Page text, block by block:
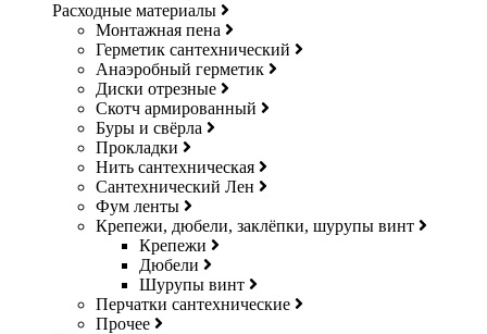
Расходные материалы
Монтажная пена
Герметик сантехнический
Анаэробный герметик
Диски отрезные
Скотч армированный
Буры и свёрла
Прокладки
Нить сантехническая
Сантехнический Лен
Фум ленты
Крепежи, дюбели, заклёпки, шурупы винт
Крепежи
Дюбели
Шурупы винт
Перчатки сантехнические
Прочее